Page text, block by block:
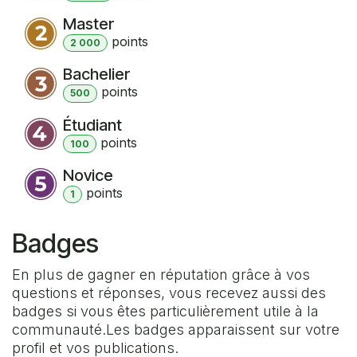
Master
2 000 points
Bachelier
500 points
Étudiant
100 points
Novice
1 points
Badges
En plus de gagner en réputation grâce à vos
questions et réponses, vous recevez aussi des
badges si vous êtes particulièrement utile à la
communauté.Les badges apparaissent sur votre
profil et vos publications.